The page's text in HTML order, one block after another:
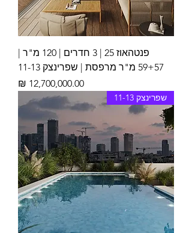
פנטהאוז 25 | 3 חדרים | 120 מ"ר |
59+57 מ"ר מרפסת | שפרינצק 11-13
מחיר
שפרינצק 11-13